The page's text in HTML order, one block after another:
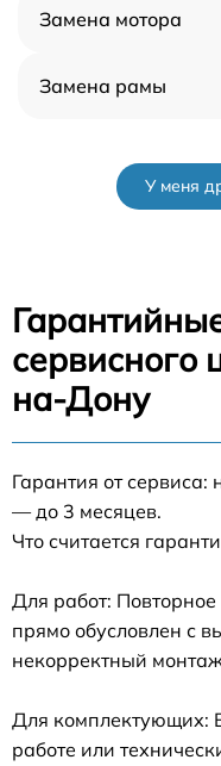
Замена мотора
Замена рамы
У меня
сервисного
на-Дону
Гарантия от
— до 3 месяцев.
Что считается
Для работ:
прямо обусловлен с
некорректный
Для комплектующих:
работе или